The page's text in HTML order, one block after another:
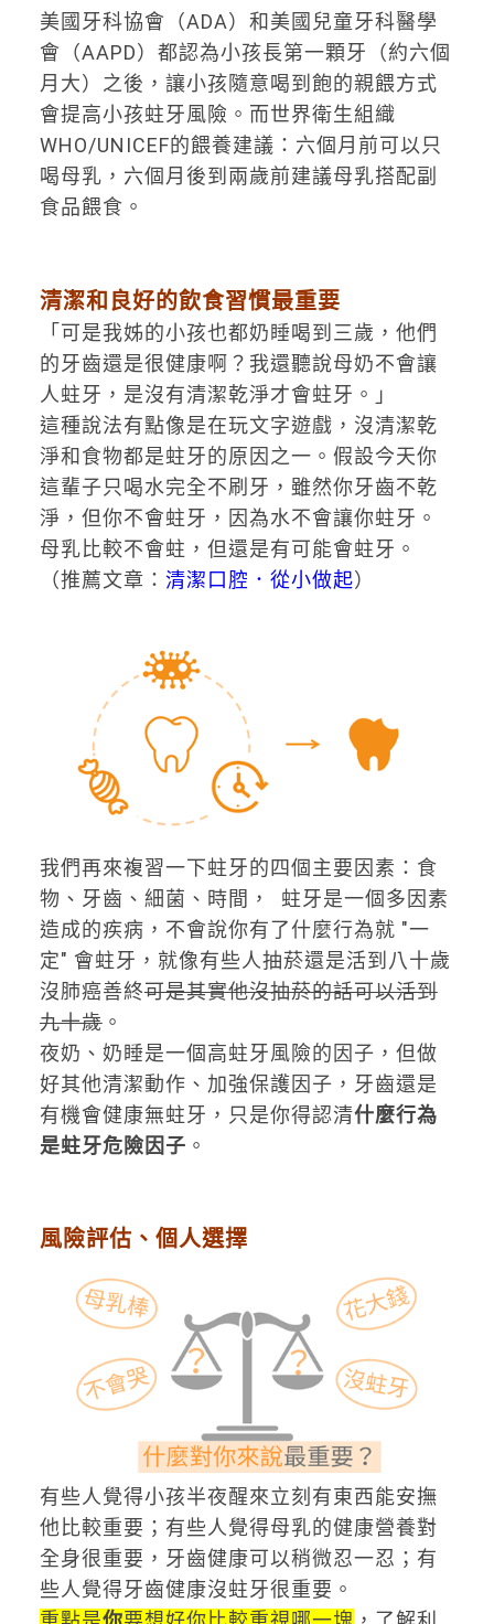
美國牙科協會（ADA）和美國兒童牙科醫學
會（AAPD）都認為小孩長第一顆牙（約六個
月大）之後，讓小孩隨意喝到飽的親餵方式
會提高小孩蛀牙風險。而世界衛生組織
WHO/UNICEF的餵養建議：六個月前可以只
喝母乳，六個月後到兩歲前建議母乳搭配副
食品餵食。
清潔和良好的飲食習慣最重要
「可是我姊的小孩也都奶睡喝到三歲，他們
的牙齒還是很健康啊？我還聽說母奶不會讓
人蛀牙，是沒有清潔乾淨才會蛀牙。」
這種說法有點像是在玩文字遊戲，沒清潔乾
淨和食物都是蛀牙的原因之一。假設今天你
這輩子只喝水完全不刷牙，雖然你牙齒不乾
淨，但你不會蛀牙，因為水不會讓你蛀牙。
母乳比較不會蛀，但還是有可能會蛀牙。
（推薦文章： 清潔口腔．從小做起）
我們再來複習一下蛀牙的四個主要因素：食
物、牙齒、細菌、時間， 蛀牙是一個多因素
造成的疾病，不會說你有了什麼行為就 "一
定" 會蛀牙，就像有些人抽菸還是活到八十歲
沒肺癌善終可是其實他沒抽菸的話可以活到
九十歲。
夜奶、奶睡是一個高蛀牙風險的因子，但做
好其他清潔動作、加強保護因子，牙齒還是
有機會健康無蛀牙，只是你得認清什麼行為
是蛀牙危險因子 。
風險評估、個人選擇
有些人覺得小孩半夜醒來立刻有東西能安撫
他比較重要；有些人覺得母乳的健康營養對
全身很重要，牙齒健康可以稍微忍一忍；有
些人覺得牙齒健康沒蛀牙很重要。